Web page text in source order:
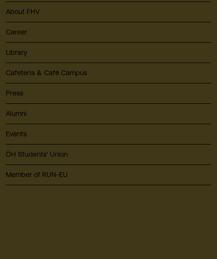
About FHV
Career
Library
Cafeteria & Café Campus
Press
Alumni
Events
ÖH Students' Union
Member of RUN-EU